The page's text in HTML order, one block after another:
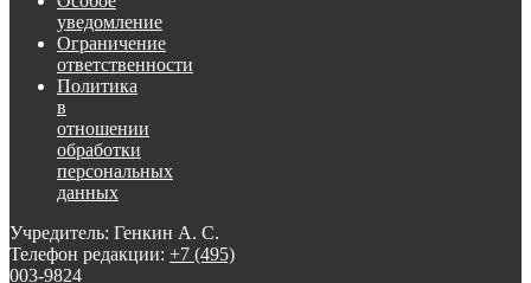
уведомление
Ограничение
ответственности
Политика
в
отношении
обработки
персональных
данных
Учредитель: Генкин А. С.
Телефон редакции: +7 (495)
003-9824